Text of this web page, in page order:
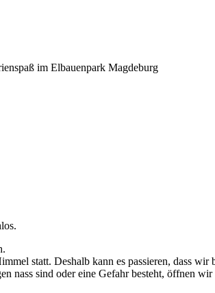
statt. Deshalb kann es passieren, dass
nass sind oder eine Gefahr besteht, öffnen